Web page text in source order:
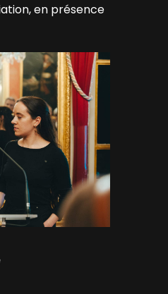
en présence